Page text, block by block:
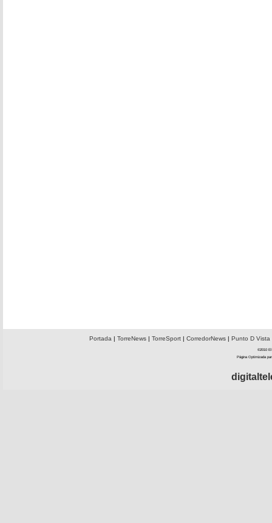
Portada | TorreNews| TorreSport| CorredorNews| Punto D Vista
©2010 El
Página Optimizada